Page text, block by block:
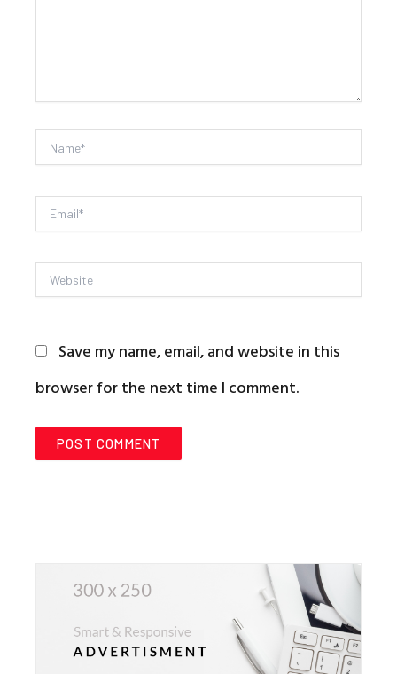
Name*
Email*
Website
Save my name, email, and website in this
browser for the next time I comment.